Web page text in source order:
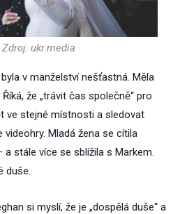
ukr.media
v manželství nešťastná. Měla
že „trávit čas společně“ pro
ve stejné místnosti a sledovat
Mladá žena se cítila
stále více se sblížila s Markem.
duše.
si myslí, že je „dospělá duše“ a